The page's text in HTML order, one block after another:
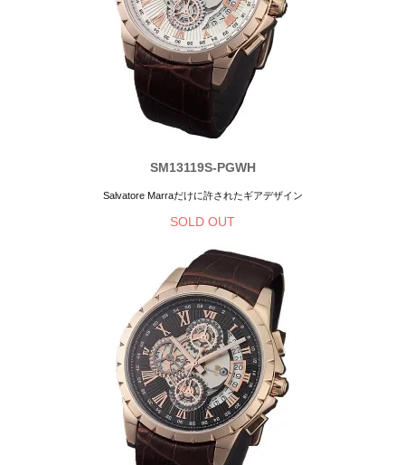
SM13119S-PGWH
Salvatore Marraだけに許されたギアデザイン
SOLD OUT